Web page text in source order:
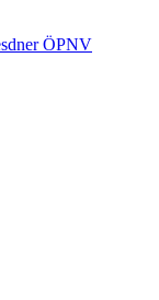
ÖPNV